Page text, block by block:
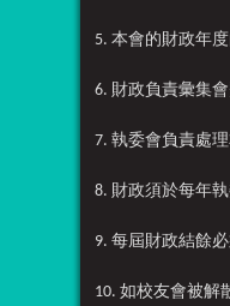
5. 本會的財政年
6. 財政負責彙集
7. 執委會負責處
8. 財政須於每年
9. 每屆財政結餘
10. 如校友會被解